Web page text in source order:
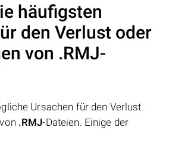
häufigsten
den Verlust oder
von .RMJ-
Ursachen für den Verlust
.RMJ-Dateien. Einige der